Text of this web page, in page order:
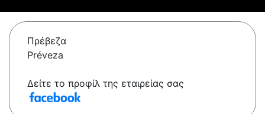
Πρέβεζα
Préveza
Δείτε το προφίλ της εταιρείας σας